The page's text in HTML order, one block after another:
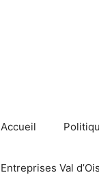
Accueil
Entreprises Val